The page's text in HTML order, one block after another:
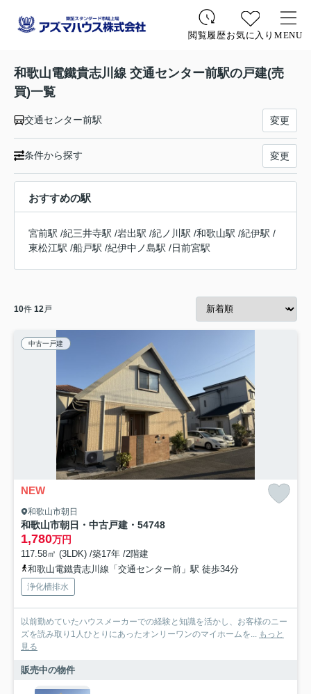
閲覧履歴お気に入り MENU
和歌山電鐵貴志川線 交通センター前駅の戸建(売
買)一覧
交通センター前駅 変更
条件から探す 変更
おすすめの駅
宮前駅 /紀三井寺駅 /岩出駅 /紀ノ川駅 /和歌山駅 /紀伊駅 /
東松江駅 /船戸駅 /紀伊中ノ島駅 /日前宮駅
10件 12 戸
中古一戸建
NEW
和歌山市朝日
和歌山市朝日・中古戸建・54748
1,780万円
117.58㎡ (3LDK) /築17年 /2階建
和歌山電鐵貴志川線「交通センター前」駅 徒歩34分
浄化槽排水
以前勤めていたハウスメーカーでの経験と知識を活かし、お客様のニー
ズを読み取り1人ひとりにあったオンリーワンのマイホームを...
もっと
見る
販売中の物件